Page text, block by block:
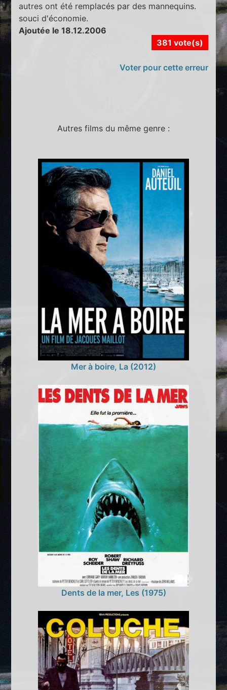
autres ont été remplacés par des mannequins.
souci d'économie.
Ajoutée le 18.12.2006
381 vote(s)
Voter pour cette erreur
Autres films du même genre :
Mer à boire, La (2012)
Dents de la mer, Les (1975)